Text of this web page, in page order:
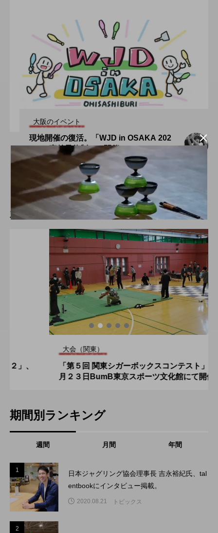
大阪のイベント
現地開催の復活。「WJD in OSAKA 202
2」、事前予約制にて開催。
2022.06.15
新着記事
大会（関東）
「第５回 関東シガーボックスコンテスト」、１１
月２３日BumB東京スポーツ文化館にて開催。
期間別ランキング
週間 月間 年間
1
日本ジャグリング協会理事長 吉永裕紀氏、tal
entbookにインタビュー掲載。
2020.08.21 トピックス
2
